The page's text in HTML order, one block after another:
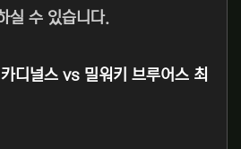
실 수 있습니다.
디널스 vs 밀워키 브루어스 최